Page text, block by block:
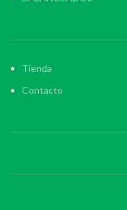
Tienda
Contacto